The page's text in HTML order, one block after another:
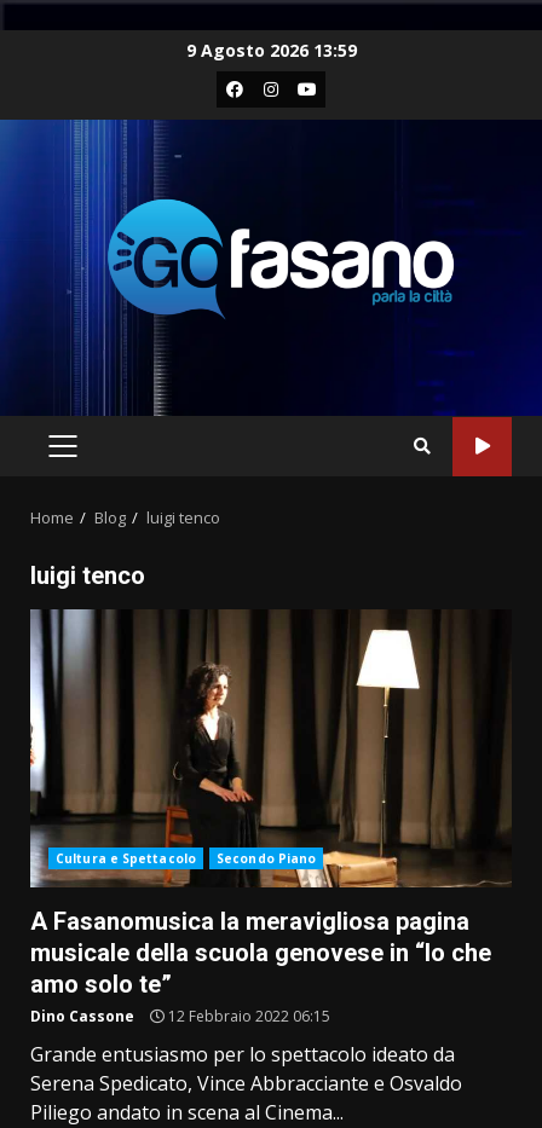
9 Agosto 2026 13:59
Facebook
Instagram
Youtube
PRIMARY
Home Blog luigi tenco
luigi tenco
Cultura e Spettacolo Secondo Piano
A Fasanomusica la meravigliosa pagina
musicale della scuola genovese in “Io che
amo solo te”
Dino Cassone 12 Febbraio 2022 06:15
Grande entusiasmo per lo spettacolo ideato da
Serena Spedicato, Vince Abbracciante e Osvaldo
Piliego andato in scena al Cinema...